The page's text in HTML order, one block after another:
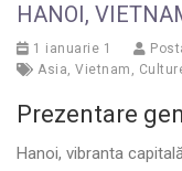
HANOI,
1 ianuarie 1
Asia, Vietnam ,
Prezentare
Hanoi, vibranta